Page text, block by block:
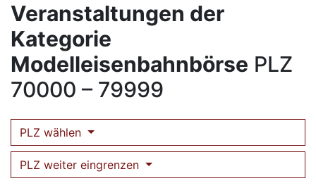
Veranstaltungen der
Kategorie
Modelleisenbahnbörse PLZ
70000 – 79999
PLZ wählen
PLZ weiter eingrenzen